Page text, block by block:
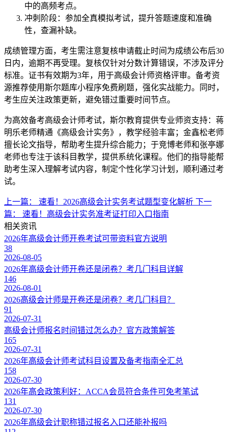
中的高频考点。
冲刺阶段：参加全真模拟考试，提升答题速度和准确
性，查漏补缺。
成绩管理方面，考生需注意复核申请截止时间为成绩公布后30
日内，逾期不再受理。复核仅针对分数计算错误，不涉及评分
标准。证书有效期为3年，用于高级会计师资格评审。备考资
源推荐使用斯尔题库小程序免费刷题，强化实战能力。同时，
考生应关注政策更新，避免错过重要时间节点。
为高效备考高级会计师考试，斯尔教育提供专业师资支持：蒋
明乐老师精通《高级会计实务》，教学经验丰富；金鑫松老师
擅长论文指导，帮助考生提升综合能力；于竞博老师和张亭娜
老师也专注于该科目教学，提供系统化课程。他们的指导能帮
助考生深入理解考试内容，制定个性化学习计划，顺利通过考
试。
上一篇： 速看！2026高级会计实务考试题型变化解析 下一
篇： 速看！高级会计实务准考证打印入口指南
相关资讯
2026年高级会计师开卷考试可带资料官方说明
38
2026-08-05
2026年高级会计师开卷还是闭卷？考几门科目详解
146
2026-08-01
2026高级会计师是开卷还是闭卷？考几门科目？
91
2026-07-31
高级会计师报名时间错过怎么办？官方政策解答
165
2026-07-31
2026年高级会计师考试科目设置及备考指南全汇总
158
2026-07-30
2026年高会政策利好：ACCA会员符合条件可免考笔试
131
2026-07-30
2026年高级会计职称错过报名入口还能补报吗